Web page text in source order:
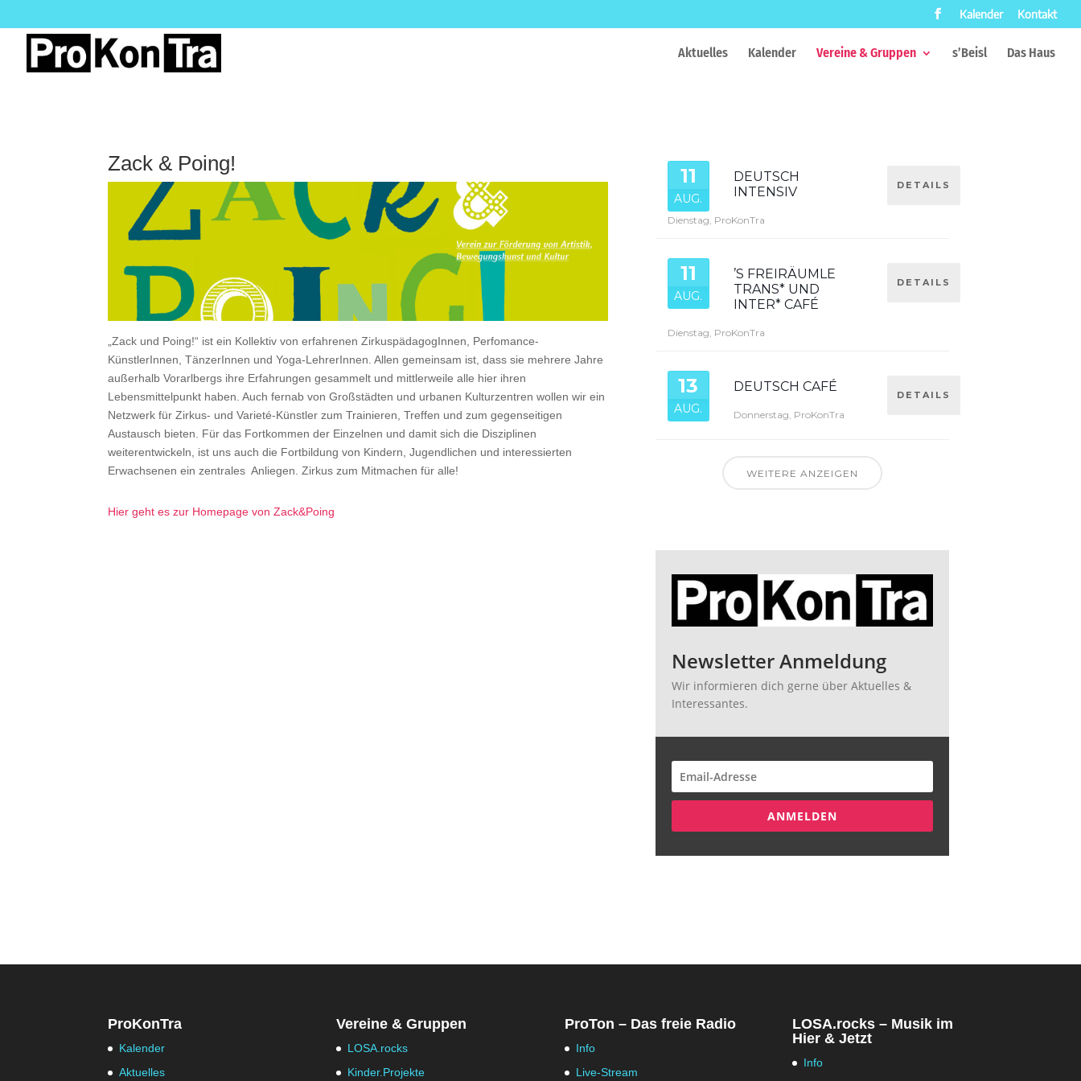
Kalender Kontakt
Aktuelles Kalender Vereine & Gruppen s’Beisl Das Haus
Zack & Poing!
„Zack und Poing!“ ist ein Kollektiv von erfahrenen ZirkuspädagogInnen, Perfomance-
KünstlerInnen, TänzerInnen und Yoga-LehrerInnen. Allen gemeinsam ist, dass sie mehrere Jahre
außerhalb Vorarlbergs ihre Erfahrungen gesammelt und mittlerweile alle hier ihren
Lebensmittelpunkt haben. Auch fernab von Großstädten und urbanen Kulturzentren wollen wir ein
Netzwerk für Zirkus- und Varieté-Künstler zum Trainieren, Treffen und zum gegenseitigen
Austausch bieten. Für das Fortkommen der Einzelnen und damit sich die Disziplinen
weiterentwickeln, ist uns auch die Fortbildung von Kindern, Jugendlichen und interessierten
Erwachsenen ein zentrales Anliegen. Zirkus zum Mitmachen für alle!
Hier geht es zur Homepage von Zack&Poing
11
AUG.
DEUTSCH
INTENSIV
Dienstag, ProKonTra
DETAILS
11
AUG.
’S FREIRÄUMLE
TRANS* UND
INTER* CAFÉ
Dienstag, ProKonTra
DETAILS
13
AUG.
DEUTSCH CAFÉ
Donnerstag, ProKonTra
DETAILS
WEITERE ANZEIGEN
Newsletter Anmeldung
Wir informieren dich gerne über Aktuelles &
Interessantes.
ANMELDEN
ProKonTra
Kalender
Aktuelles
Vereine & Gruppen
LOSA.rocks
Kinder.Projekte
ProTon – Das freie Radio
Info
Live-Stream
LOSA.rocks – Musik im
Hier & Jetzt
Info